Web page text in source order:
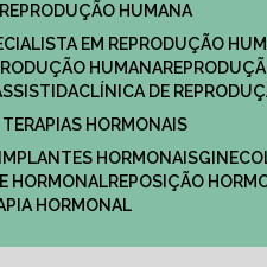
REPRODUÇÃO HUMANA
EM REPRODUÇÃO
HUMANA
CLÍNICA DE
TERAPIAS HORMONAIS
IMPLANTES HORMONAIS
HORMONAL
REPOSIÇÃO
HORMONAL